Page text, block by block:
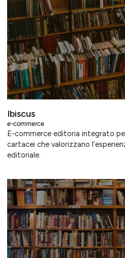
Ibiscus
e-commerce
E-commerce editoria integrato
cartacei che valorizzano
editoriale.